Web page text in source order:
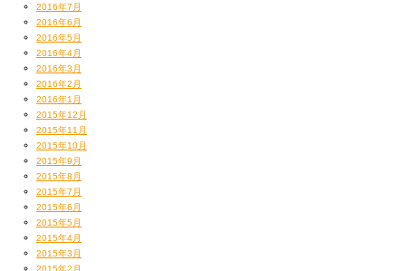
2016年7月
2016年6月
2016年5月
2016年4月
2016年3月
2016年2月
2016年1月
2015年12月
2015年11月
2015年10月
2015年9月
2015年8月
2015年7月
2015年6月
2015年5月
2015年4月
2015年3月
2015年2月